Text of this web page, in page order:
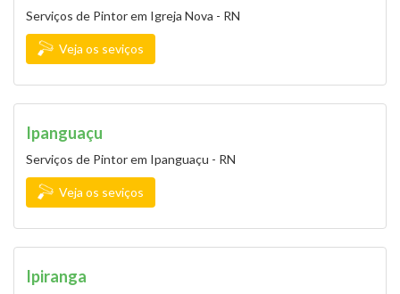
Serviços de Pintor em Igreja Nova - RN
Veja os seviços
Ipanguaçu
Serviços de Pintor em Ipanguaçu - RN
Veja os seviços
Ipiranga